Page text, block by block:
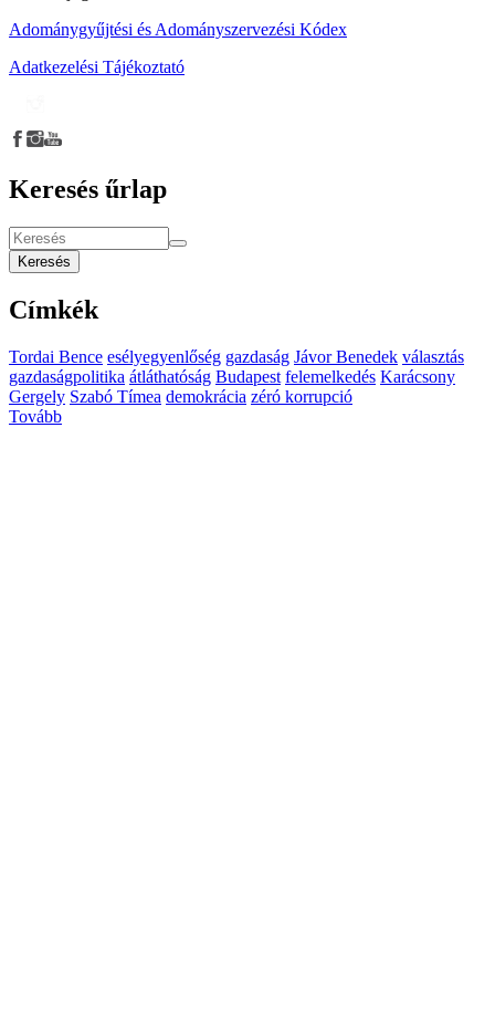
Adománygyűjtési és Adományszervezési Kódex
Adatkezelési Tájékoztató
Keresés űrlap
Keresés
Címkék
Tordai Bence esélyegyenlőség gazdaság Jávor Benedek választás
gazdaságpolitika átláthatóság Budapest felemelkedés Karácsony
Gergely Szabó Tímea demokrácia zéró korrupció
Tovább